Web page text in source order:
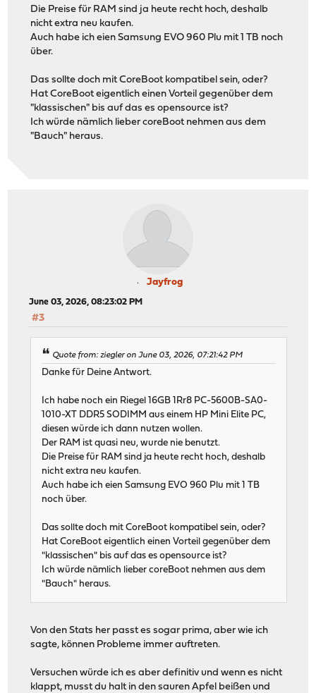
Die Preise für RAM sind ja heute recht hoch, deshalb
nicht extra neu kaufen.
Auch habe ich eien Samsung EVO 960 Plu mit 1 TB noch
über.
Das sollte doch mit CoreBoot kompatibel sein, oder?
Hat CoreBoot eigentlich einen Vorteil gegenüber dem
"klassischen" bis auf das es opensource ist?
Ich würde nämlich lieber coreBoot nehmen aus dem
"Bauch" heraus.
Jayfrog
June 03, 2026, 08:23:02 PM
#3
Quote from: ziegler on June 03, 2026, 07:21:42 PM
Danke für Deine Antwort.
Ich habe noch ein Riegel 16GB 1Rr8 PC-5600B-SA0-
1010-XT DDR5 SODIMM aus einem HP Mini Elite PC,
diesen würde ich dann nutzen wollen.
Der RAM ist quasi neu, wurde nie benutzt.
Die Preise für RAM sind ja heute recht hoch, deshalb
nicht extra neu kaufen.
Auch habe ich eien Samsung EVO 960 Plu mit 1 TB
noch über.
Das sollte doch mit CoreBoot kompatibel sein, oder?
Hat CoreBoot eigentlich einen Vorteil gegenüber dem
"klassischen" bis auf das es opensource ist?
Ich würde nämlich lieber coreBoot nehmen aus dem
"Bauch" heraus.
Von den Stats her passt es sogar prima, aber wie ich
sagte, können Probleme immer auftreten.
Versuchen würde ich es aber definitiv und wenn es nicht
klappt, musst du halt in den sauren Apfel beißen und